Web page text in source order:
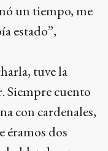
un tiempo, me
estado”,
tuve la
Siempre cuento
con cardenales,
éramos dos